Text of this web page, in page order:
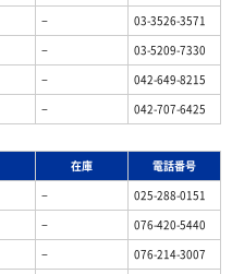
−
03-3526-3571
−
03-5209-7330
−
042-649-8215
− 042-707-6425
在庫
電話番号
−
025-288-0151
−
076-420-5440
−
076-214-3007